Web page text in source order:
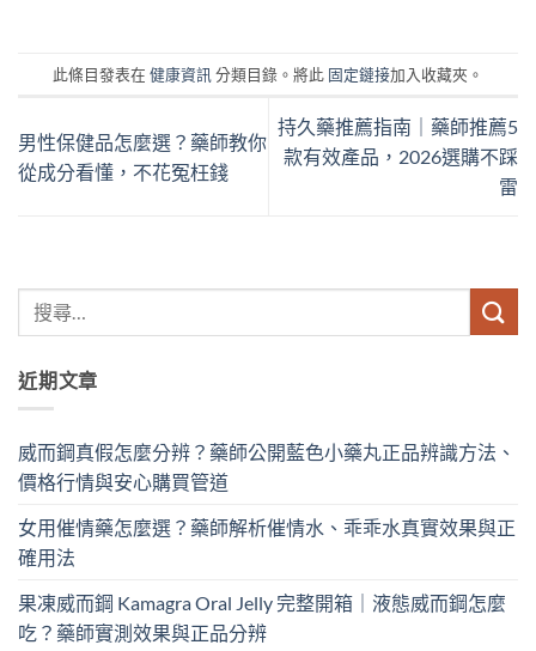
此條目發表在 健康資訊 分類目錄。將此 固定鏈接加入收藏夾。
男性保健品怎麼選？藥師教你
從成分看懂，不花冤枉錢
持久藥推薦指南｜藥師推薦5
款有效產品，2026選購不踩
雷
近期文章
威而鋼真假怎麼分辨？藥師公開藍色小藥丸正品辨識方法、
價格行情與安心購買管道
女用催情藥怎麼選？藥師解析催情水、乖乖水真實效果與正
確用法
果凍威而鋼 Kamagra Oral Jelly 完整開箱｜液態威而鋼怎麼
吃？藥師實測效果與正品分辨